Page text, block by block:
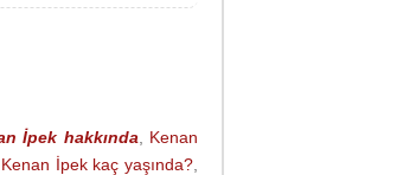
İpek hakkında
Kenan
Kenan İpek kaç yaşında?